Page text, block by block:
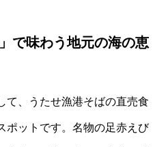
で味わう地元の海の恵
て、うたせ漁港そばの直売食
ポットです。名物の足赤えび